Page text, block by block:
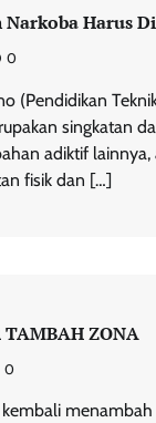
Narkoba Harus
0
(Pendidikan
singkatan
adiktif
fisik dan […]
ZONA
0